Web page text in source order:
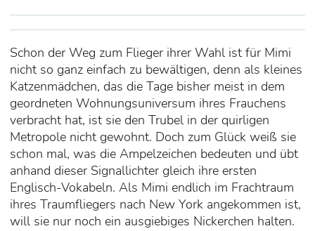
Schon der Weg zum Flieger ihrer Wahl ist für Mimi
nicht so ganz einfach zu bewältigen, denn als kleines
Katzenmädchen, das die Tage bisher meist in dem
geordneten Wohnungsuniversum ihres Frauchens
verbracht hat, ist sie den Trubel in der quirligen
Metropole nicht gewohnt. Doch zum Glück weiß sie
schon mal, was die Ampelzeichen bedeuten und übt
anhand dieser Signallichter gleich ihre ersten
Englisch-Vokabeln. Als Mimi endlich im Frachtraum
ihres Traumfliegers nach New York angekommen ist,
will sie nur noch ein ausgiebiges Nickerchen halten.